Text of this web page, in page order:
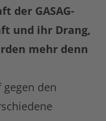
der GASAG-
und ihr Drang,
mehr denn
den